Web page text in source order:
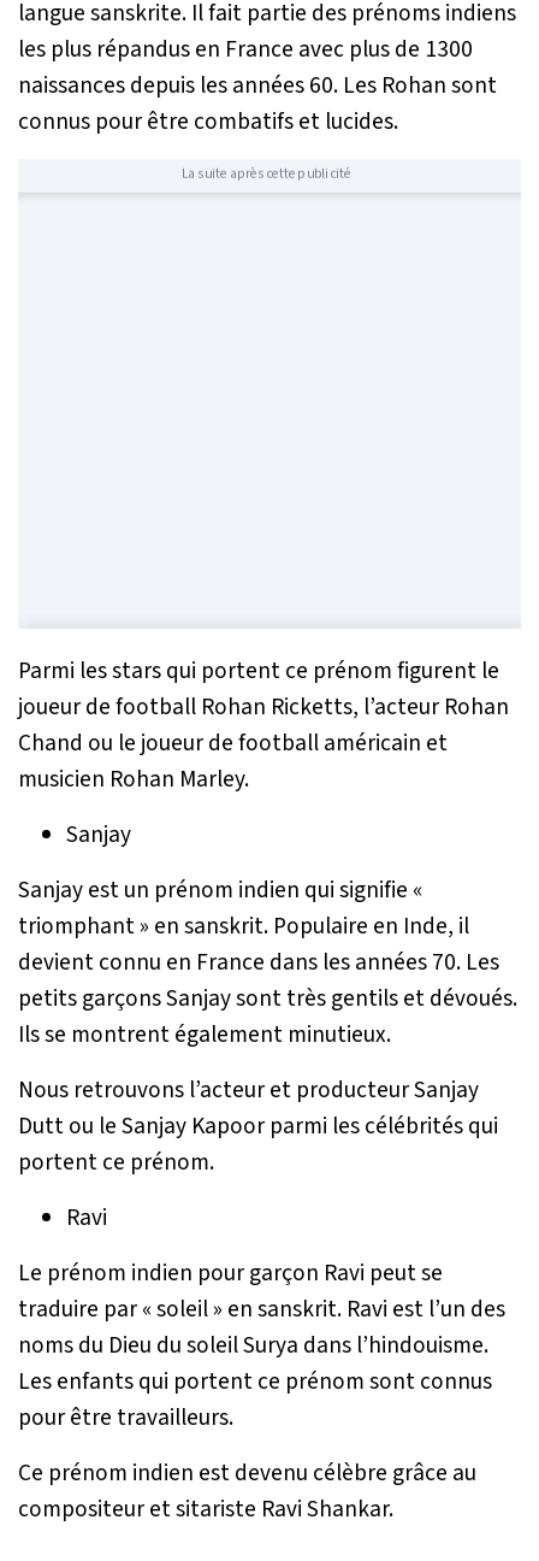
langue sanskrite. Il fait partie des prénoms indiens
les plus répandus en France avec plus de 1300
naissances depuis les années 60. Les Rohan sont
connus pour être combatifs et lucides.
La suite après cette publicité
Parmi les stars qui portent ce prénom figurent le
joueur de football Rohan Ricketts, l’acteur Rohan
Chand ou le joueur de football américain et
musicien Rohan Marley.
Sanjay
Sanjay est un prénom indien qui signifie «
triomphant » en sanskrit. Populaire en Inde, il
devient connu en France dans les années 70. Les
petits garçons Sanjay sont très gentils et dévoués.
Ils se montrent également minutieux.
Nous retrouvons l’acteur et producteur Sanjay
Dutt ou le Sanjay Kapoor parmi les célébrités qui
portent ce prénom.
Ravi
Le prénom indien pour garçon Ravi peut se
traduire par « soleil » en sanskrit. Ravi est l’un des
noms du Dieu du soleil Surya dans l’hindouisme.
Les enfants qui portent ce prénom sont connus
pour être travailleurs.
Ce prénom indien est devenu célèbre grâce au
compositeur et sitariste Ravi Shankar.